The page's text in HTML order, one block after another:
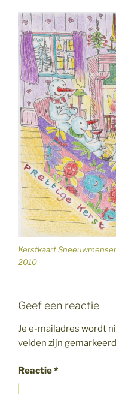
Kerstkaart
2010
Geef een reactie
Je e-mailadres wordt
velden zijn
Reactie*